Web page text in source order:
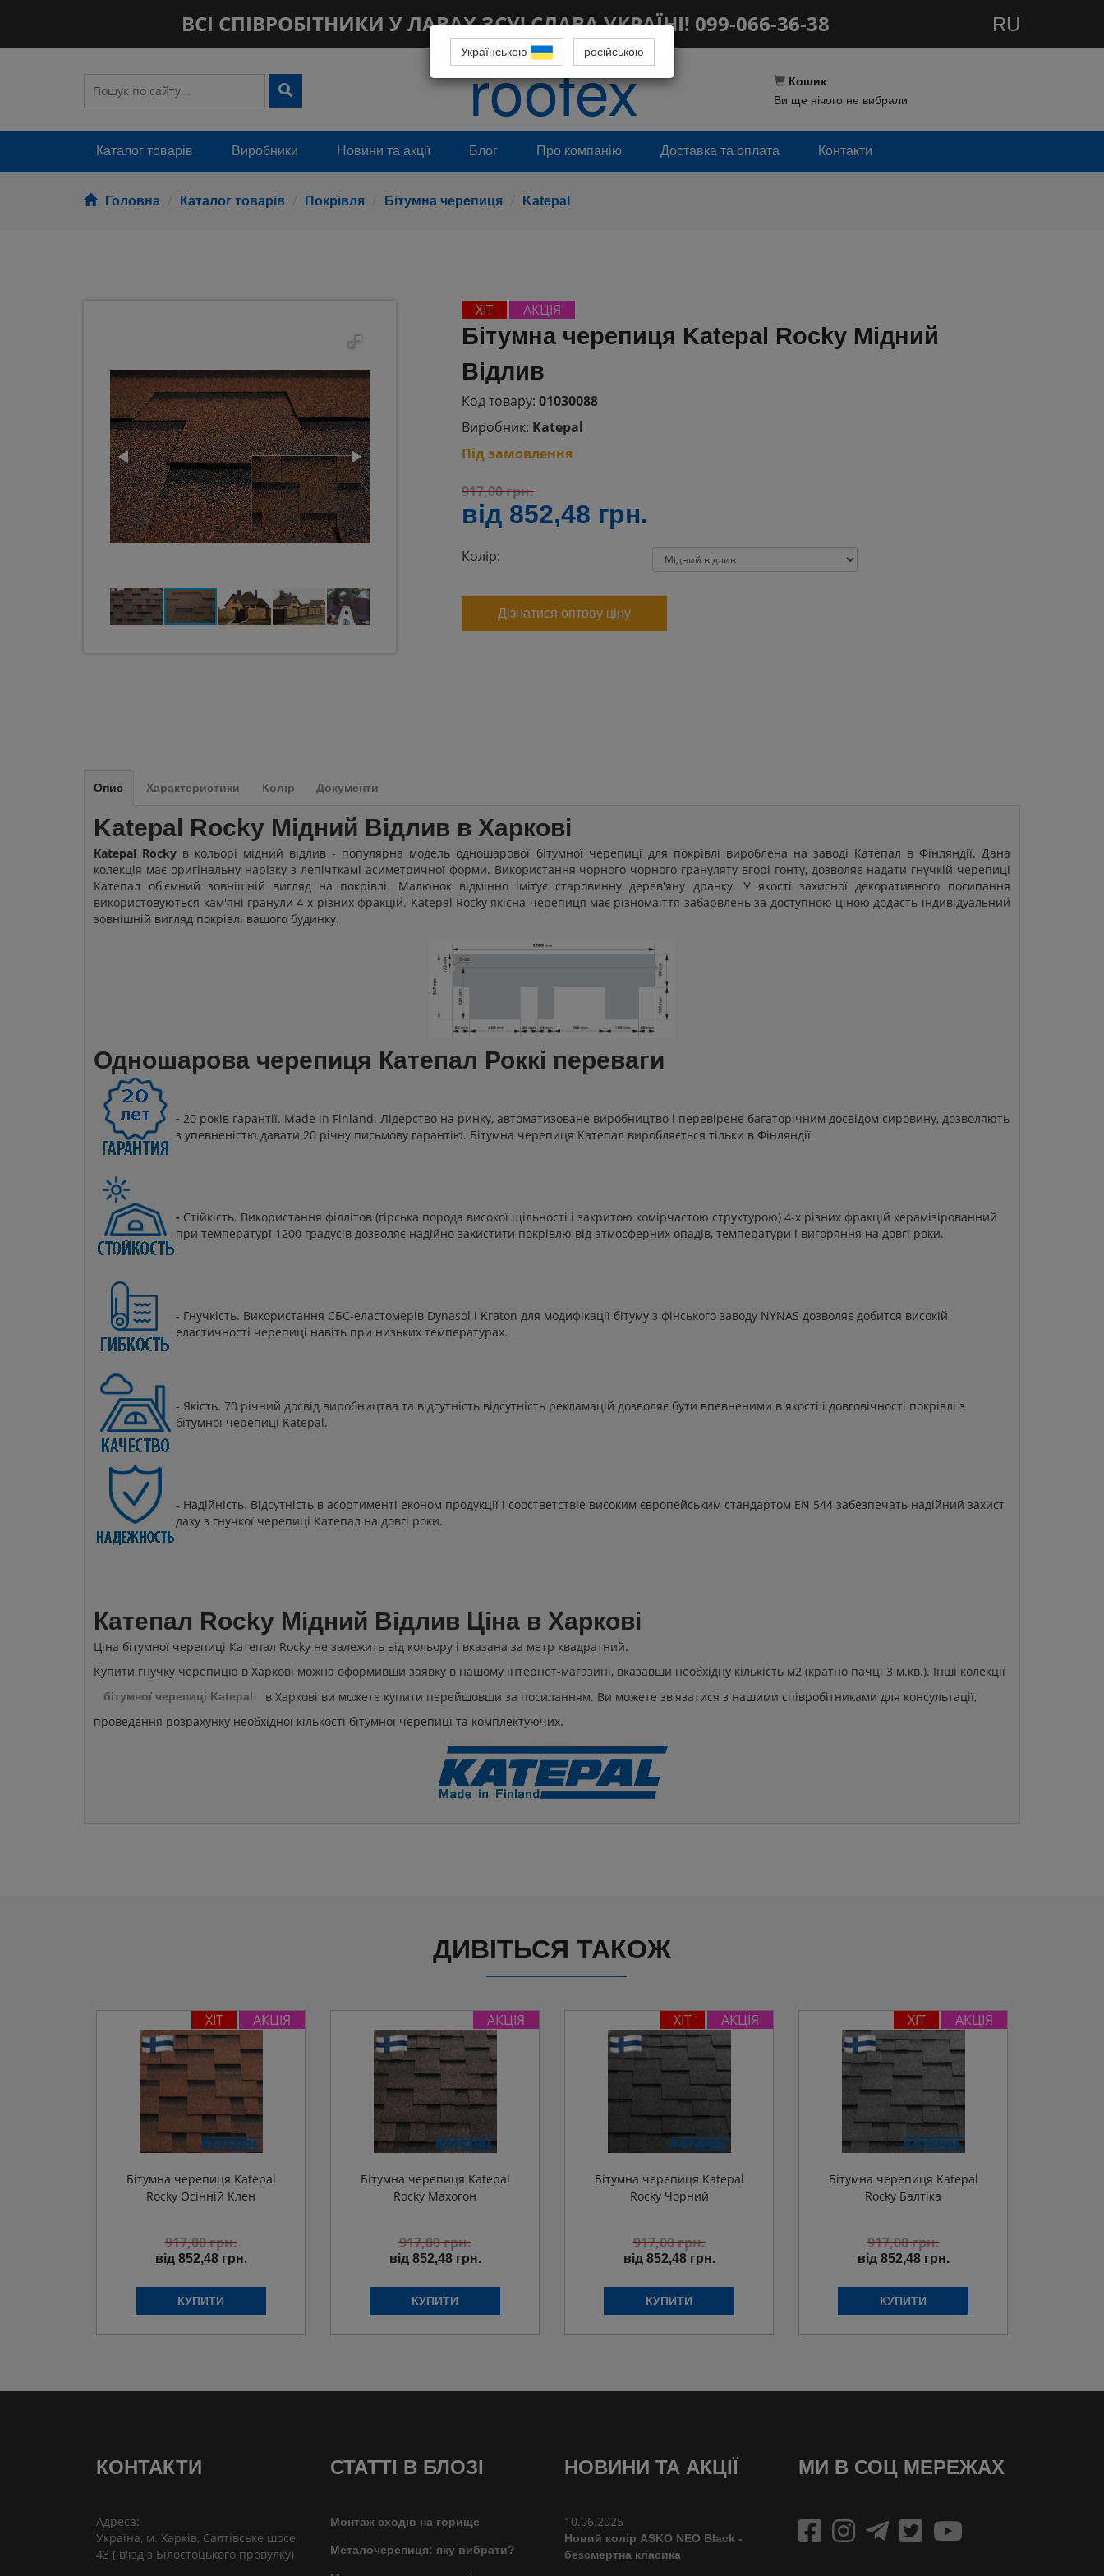
Українською російською
ВСІ СПІВРОБІТНИКИ У ЛАВАХ ЗСУ! СЛАВА УКРАЇНІ! 099-066-36-38 RU
roofex
Кошик
Ви ще нічого не вибрали
Каталог товарів Виробники Новини та акції Блог Про компанію Доставка та оплата Контакти
Головна Каталог товарів Покрівля Бітумна черепиця Katepal
ХІТ АКЦІЯ
Бітумна черепиця Katepal Rocky Мідний
Відлив
Код товару: 01030088
Виробник: Katepal
Під замовлення
917,00грн.
від 852,48 грн.
Колір:
Дізнатися оптову ціну
Опис
Katepal Rocky Мідний Відлив в Харкові
Katepal Rocky в кольорі мідний відлив - популярна модель одношарової бітумної черепиці для покрівлі вироблена на заводі Катепал в Фінляндії. Дана
колекція має оригінальну нарізку з лепічткамі асиметричної форми. Використання чорного чорного грануляту вгорі гонту, дозволяє надати гнучкій черепиці
Катепал об'ємний зовнішній вигляд на покрівлі. Малюнок відмінно імітує старовинну дерев'яну дранку. У якості захисної декоративного посипання
використовуються кам'яні гранули 4-х різних фракцій. Katepal Rocky якісна черепиця має різномаїття забарвлень за доступною ціною додасть індивідуальний
зовнішній вигляд покрівлі вашого будинку.
Одношарова черепиця Катепал Роккі переваги
- 20 років гарантії. Made in Finland. Лідерство на ринку, автоматизоване виробництво і перевірене багаторічним досвідом сировину, дозволяють
з упевненістю давати 20 річну письмову гарантію. Бітумна черепиця Катепал виробляється тільки в Фінляндії.
- Стійкість. Використання філлітов (гірська порода високої щільності і закритою комірчастою структурою) 4-х різних фракцій керамізірованний
при температурі 1200 градусів дозволяє надійно захистити покрівлю від атмосферних опадів, температури і вигоряння на довгі роки.
- Гнучкість. Використання СБС-еластомерів Dynasol і Kraton для модифікації бітуму з фінського заводу NYNAS дозволяє добится високій
еластичності черепиці навіть при низьких температурах.
- Якість. 70 річний досвід виробництва та відсутність відсутність рекламацій дозволяє бути впевненими в якості і довговічності покрівлі з
бітумної черепиці Katepal.
- Надійність. Відсутність в асортименті економ продукції і соостветствіе високим європейським стандартом EN 544 забезпечать надійний захист
даху з гнучкої черепиці Катепал на довгі роки.
Катепал Rocky Мідний Відлив Ціна в Харкові
Ціна бітумної черепиці Катепал Rocky не залежить від кольору і вказана за метр квадратний.
Купити гнучку черепицю в Харкові можна оформивши заявку в нашому інтернет-магазині, вказавши необхідну кількість м2 (кратно пачці 3 м.кв.). Інші колекції
бітумної черепиці Katepal
в Харкові ви можете купити перейшовши за посиланням. Ви можете зв'язатися з нашими співробітниками для консультації,
проведення розрахунку необхідної кількості бітумної черепиці та комплектуючих.
Характеристики Колір Документи
ДИВІТЬСЯ ТАКОЖ
ХІТ АКЦІЯ
Бітумна черепиця Katepal
Rocky Осінній Клен
917,00грн.
від 852,48 грн.
АКЦІЯ
Бітумна черепиця Katepal
Rocky Махогон
917,00грн.
від 852,48 грн.
ХІТ АКЦІЯ
Бітумна черепиця Katepal
Rocky Чорний
917,00грн.
від 852,48 грн.
ХІТ АКЦІЯ
Бітумна черепиця Katepal
Rocky Балтіка
917,00грн.
від 852,48 грн.
КОНТАКТИ
Адреса:
Україна, м. Харків, Салтівське шосе,
43 ( в'їзд з Білостоцького провулку)
СТАТТІ В БЛОЗІ
Монтаж сходів на горище
Металочерепиця: яку вибрати?
НОВИНИ ТА АКЦІЇ
10.06.2025
Новий колір ASKO NEO Black -
безсмертна класика
МИ В СОЦ МЕРЕЖАХ